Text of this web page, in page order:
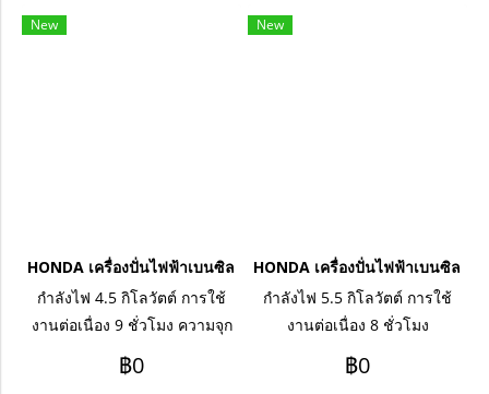
New
HONDA เครื่องปั่นไฟฟ้าเบนซิล EG5000CX (4.5kw)
กำลังไฟ 4.5 กิโลวัตต์ การใช้
งานต่อเนื่อง 9 ชั่วโมง ความจุก
ระบอกสูบ 389 ซีซี
฿0
New
HONDA เครื่องปั่นไฟฟ้าเบนซิล
กำลังไฟ 5.5 กิโลวัตต์ การใช้
งานต่อเนื่อง 8 ชั่วโมง
เครื่องยนต์ 11 hp
฿0